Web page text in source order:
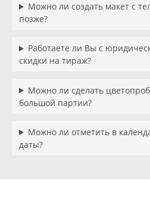
Можно ли создать макет с
позже?
Работаете ли Вы с
скидки на тираж?
Можно ли сделать
большой партии?
Можно ли отметить в
даты?